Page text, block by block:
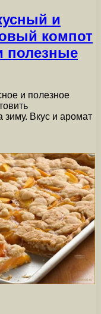
и
компот
полезные
и полезное
зиму. Вкус и аромат